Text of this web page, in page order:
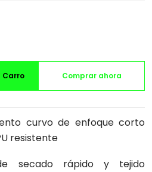
Carro Comprar ahora
curvo de enfoque corto
resistente
secado rápido y tejido